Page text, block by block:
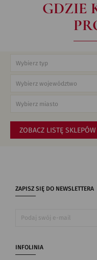
GDZIE
ZOBACZ LISTĘ SKLEPÓW
ZAPISZ SIĘ DO NEWSLETTERA
INFOLINIA